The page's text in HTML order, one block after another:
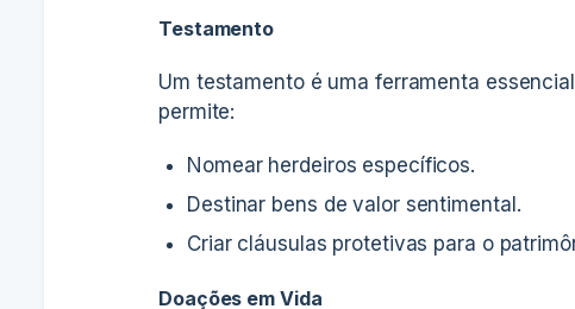
Testamento
Um testamento é uma ferramenta
permite:
Nomear herdeiros específicos.
Destinar bens de valor sentimental.
Criar cláusulas protetivas para o
Doações em Vida